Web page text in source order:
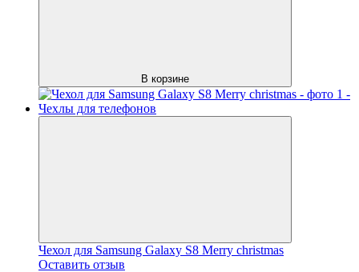
В корзине
Чехол для Samsung Galaxy S8 Merry christmas
Оставить отзыв